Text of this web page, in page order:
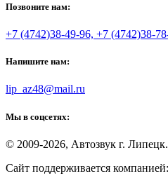
Позвоните нам:
+7 (4742)38-49-96, +7 (4742)38-
Напишите нам:
lip_az48@mail.ru
Мы в соцсетях:
© 2009-2026, Автозвук г. Липецк.
Сайт поддерживается компанией: